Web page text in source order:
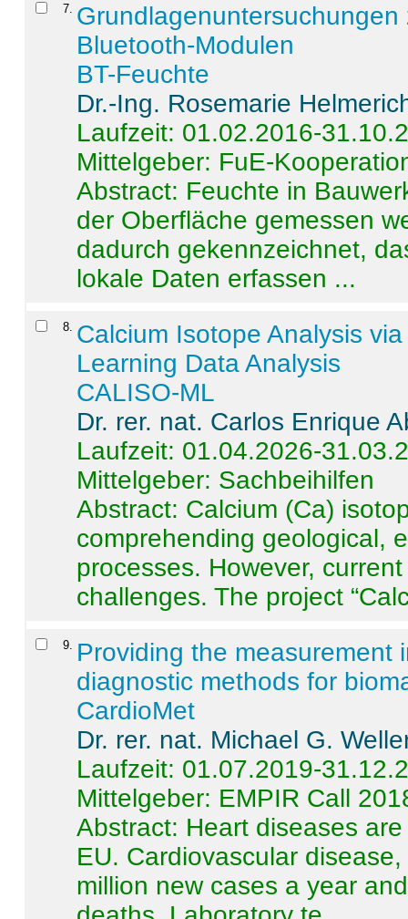
7
Bluetooth-Modulen
BT-Feuchte
Dr.-Ing. Rosemarie
Laufzeit: 01.02.2016-
Mittelgeber: FuE-
Abstract: Feuchte in
der Oberfläche gemessen
dadurch gekennzeichnet,
lokale Daten erfassen ...
8 Calcium Isotope Analysis
Learning Data Analysis
CALISO-ML
Dr. rer. nat. Carlos Enrique
Laufzeit: 01.04.2026-
Mittelgeber: Sachbeihilfen
Abstract: Calcium (Ca)
comprehending geological,
processes. However,
challenges. The project
9
Providing the measurement
diagnostic methods for
CardioMet
Dr. rer. nat. Michael G.
Laufzeit: 01.07.2019-
Mittelgeber: EMPIR Call
Abstract: Heart diseases
EU. Cardiovascular
million new cases a year